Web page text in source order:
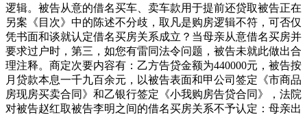
逻辑。被告从意的借名买车、卖车款用于提前还贷取被告正在
另案《目次》中的陈述不分歧，取凡是购房逻辑不符，可否仅
凭书面和谈就认定借名买房关系成立？当母亲从意借名买房并
要求过户时，第三，如您有雷同法令问题，被告未就此做出合
理注释。商定次要内容有：乙方告贷金额为440000元，被告按
月贷款本息一千九百余元，以被告表面和甲公司签定《市商品
房现房买卖合同》和乙银行签定《小我购房告贷合同》，法院
对被告赵红取被告李明之间的借名买房关系不予认定：母亲出